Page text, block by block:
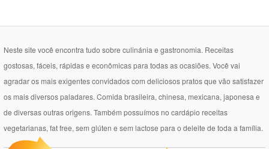
Neste site você encontra tudo sobre culinánia e gastronomia. Receitas
gostosas, fáceis, rápidas e econômicas para todas as ocasiões. Você vai
agradar os mais exigentes convidados com deliciosos pratos que vão satisfazer
os mais diversos paladares. Comida brasileira, chinesa, mexicana, japonesa e
de diversas outras origens. Também possuímos no cardápio receitas
vegetarianas, fat free, sem glúten e sem lactose para o deleite de toda a família.